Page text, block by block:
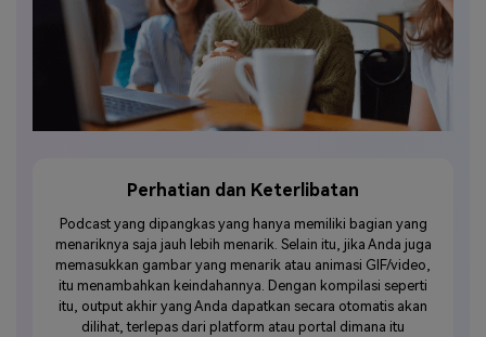
dan Keterlibatan
yang hanya memiliki bagian yang
jauh lebih menarik. Selain itu, jika Anda juga
yang menarik atau animasi GIF/video,
keindahannya. Dengan kompilasi seperti
yang Anda dapatkan secara otomatis akan
dari platform atau portal dimana itu
Berbagi,
Anda tahu bahwa Anda
berkualitas ketika audiens
lingkaran sosial mereka.
disusun terlihat
mendistribusikannya
keuntungan komersial.